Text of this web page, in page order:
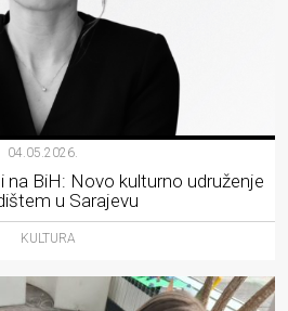
04.05.2026.
na BiH: Novo kulturno udruženje
u Sarajevu
KULTURA